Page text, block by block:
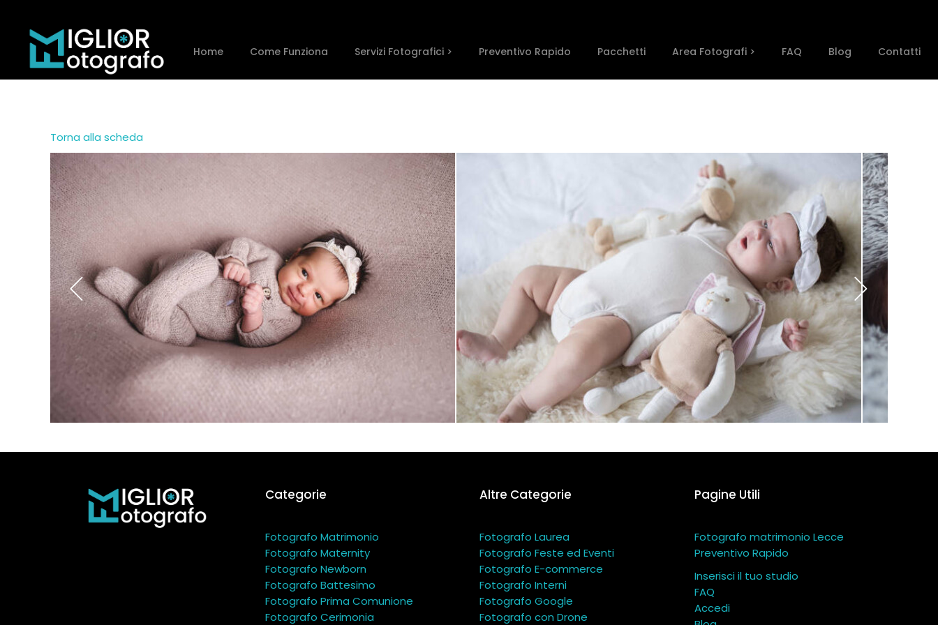
Home Come Funziona Servizi Fotografici > Preventivo Rapido Pacchetti Area Fotografi > FAQ Blog Contatti
Torna alla scheda
Categorie
Fotografo Matrimonio
Fotografo Maternity
Fotografo Newborn
Fotografo Battesimo
Fotografo Prima Comunione
Fotografo Cerimonia
Altre Categorie
Fotografo Laurea
Fotografo Feste ed Eventi
Fotografo E-commerce
Fotografo Interni
Fotografo Google
Fotografo con Drone
Pagine Utili
Fotografo matrimonio Lecce
Preventivo Rapido
Inserisci il tuo studio
FAQ
Accedi